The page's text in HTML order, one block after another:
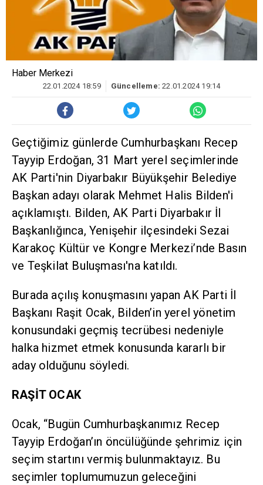
Haber Merkezi
22.01.2024 18:59 Güncelleme: 22.01.2024 19:14
Geçtiğimiz günlerde Cumhurbaşkanı Recep
Tayyip Erdoğan, 31 Mart yerel seçimlerinde
AK Parti'nin Diyarbakır Büyükşehir Belediye
Başkan adayı olarak Mehmet Halis Bilden'i
açıklamıştı. Bilden, AK Parti Diyarbakır İl
Başkanlığınca, Yenişehir ilçesindeki Sezai
Karakoç Kültür ve Kongre Merkezi’nde Basın
ve Teşkilat Buluşması'na katıldı.
Burada açılış konuşmasını yapan AK Parti İl
Başkanı Raşit Ocak, Bilden’in yerel yönetim
konusundaki geçmiş tecrübesi nedeniyle
halka hizmet etmek konusunda kararlı bir
aday olduğunu söyledi.
RAŞİT OCAK
Ocak, “Bugün Cumhurbaşkanımız Recep
Tayyip Erdoğan’ın öncülüğünde şehrimiz için
seçim startını vermiş bulunmaktayız. Bu
seçimler toplumumuzun geleceğini